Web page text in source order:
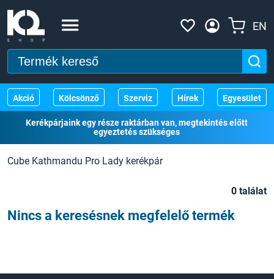
EN
Akció Kölcsönző Szerviz Hírek Egyesület
Kerékpárjaink egy része raktárban van, megtekintés előtt
egyeztetés szükséges
Cube Kathmandu Pro Lady kerékpár
0 találat
Nincs a keresésnek megfelelő termék